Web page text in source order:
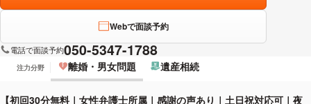
Webで面談予約
電話で面談予約050-5347-1788
注力分野 離婚・男女問題 遺産相続
【初回30分無料｜女性弁護士所属｜感謝の声あり｜土日祝対応可｜夜